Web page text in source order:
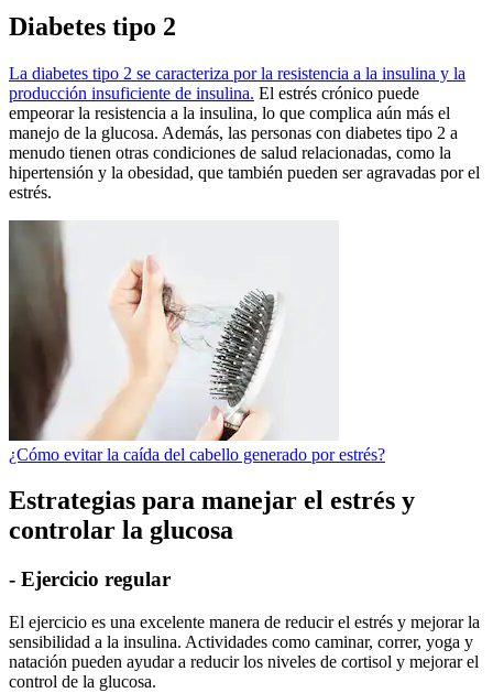
Diabetes tipo 2
La diabetes tipo 2 se caracteriza por la resistencia a la insulina y la
producción insuficiente de insulina. El estrés crónico puede
empeorar la resistencia a la insulina, lo que complica aún más el
manejo de la glucosa. Además, las personas con diabetes tipo 2 a
menudo tienen otras condiciones de salud relacionadas, como la
hipertensión y la obesidad, que también pueden ser agravadas por el
estrés.
¿Cómo evitar la caída del cabello generado por estrés?
Estrategias para manejar el estrés y
controlar la glucosa
- Ejercicio regular
El ejercicio es una excelente manera de reducir el estrés y mejorar la
sensibilidad a la insulina. Actividades como caminar, correr, yoga y
natación pueden ayudar a reducir los niveles de cortisol y mejorar el
control de la glucosa.